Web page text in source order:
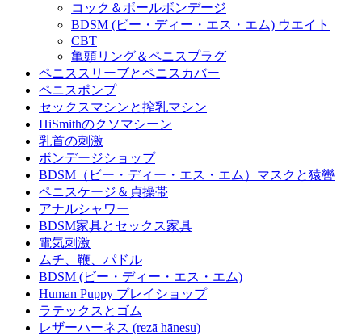
コック＆ボールボンデージ
BDSM (ビー・ディー・エス・エム) ウエイト
CBT
亀頭リング＆ペニスプラグ
ペニススリーブとペニスカバー
ペニスポンプ
セックスマシンと搾乳マシン
HiSmithのクソマシーン
乳首の刺激
ボンデージショップ
BDSM（ビー・ディー・エス・エム）マスクと猿轡
ペニスケージ＆貞操帯
アナルシャワー
BDSM家具とセックス家具
電気刺激
ムチ、鞭、パドル
BDSM (ビー・ディー・エス・エム)
Human Puppy プレイショップ
ラテックスとゴム
レザーハーネス (rezā hānesu)